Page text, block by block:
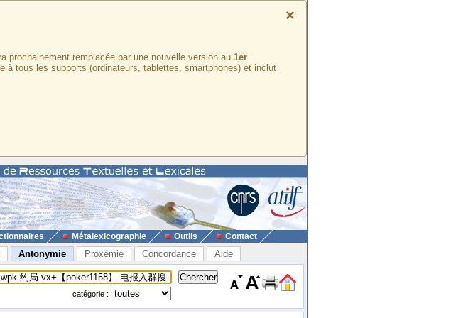
×
remplacée par une nouvelle version au 1er
à tous les supports (ordinateurs, tablettes, smartphones) et inclut
Métalexicographie Outils Contact
Antonymie Proxémie Concordance Aide
catégorie :